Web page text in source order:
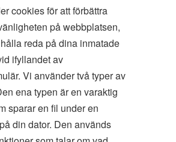
cookies för att förbättra
på webbplatsen,
reda på dina inmatade
ifyllandet av
Vi använder två typer av
ena typen är en varaktig
sparar en fil under en
din dator. Den används